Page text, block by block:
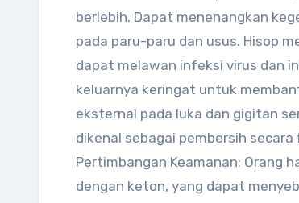
berlebih. Dapat menenangkan
pada paru-paru dan usus. Hisop
dapat melawan infeksi virus dan
keluarnya keringat untuk
eksternal pada luka dan gigitan
dikenal sebagai pembersih
Pertimbangan Keamanan: Orang
dengan keton, yang dapat